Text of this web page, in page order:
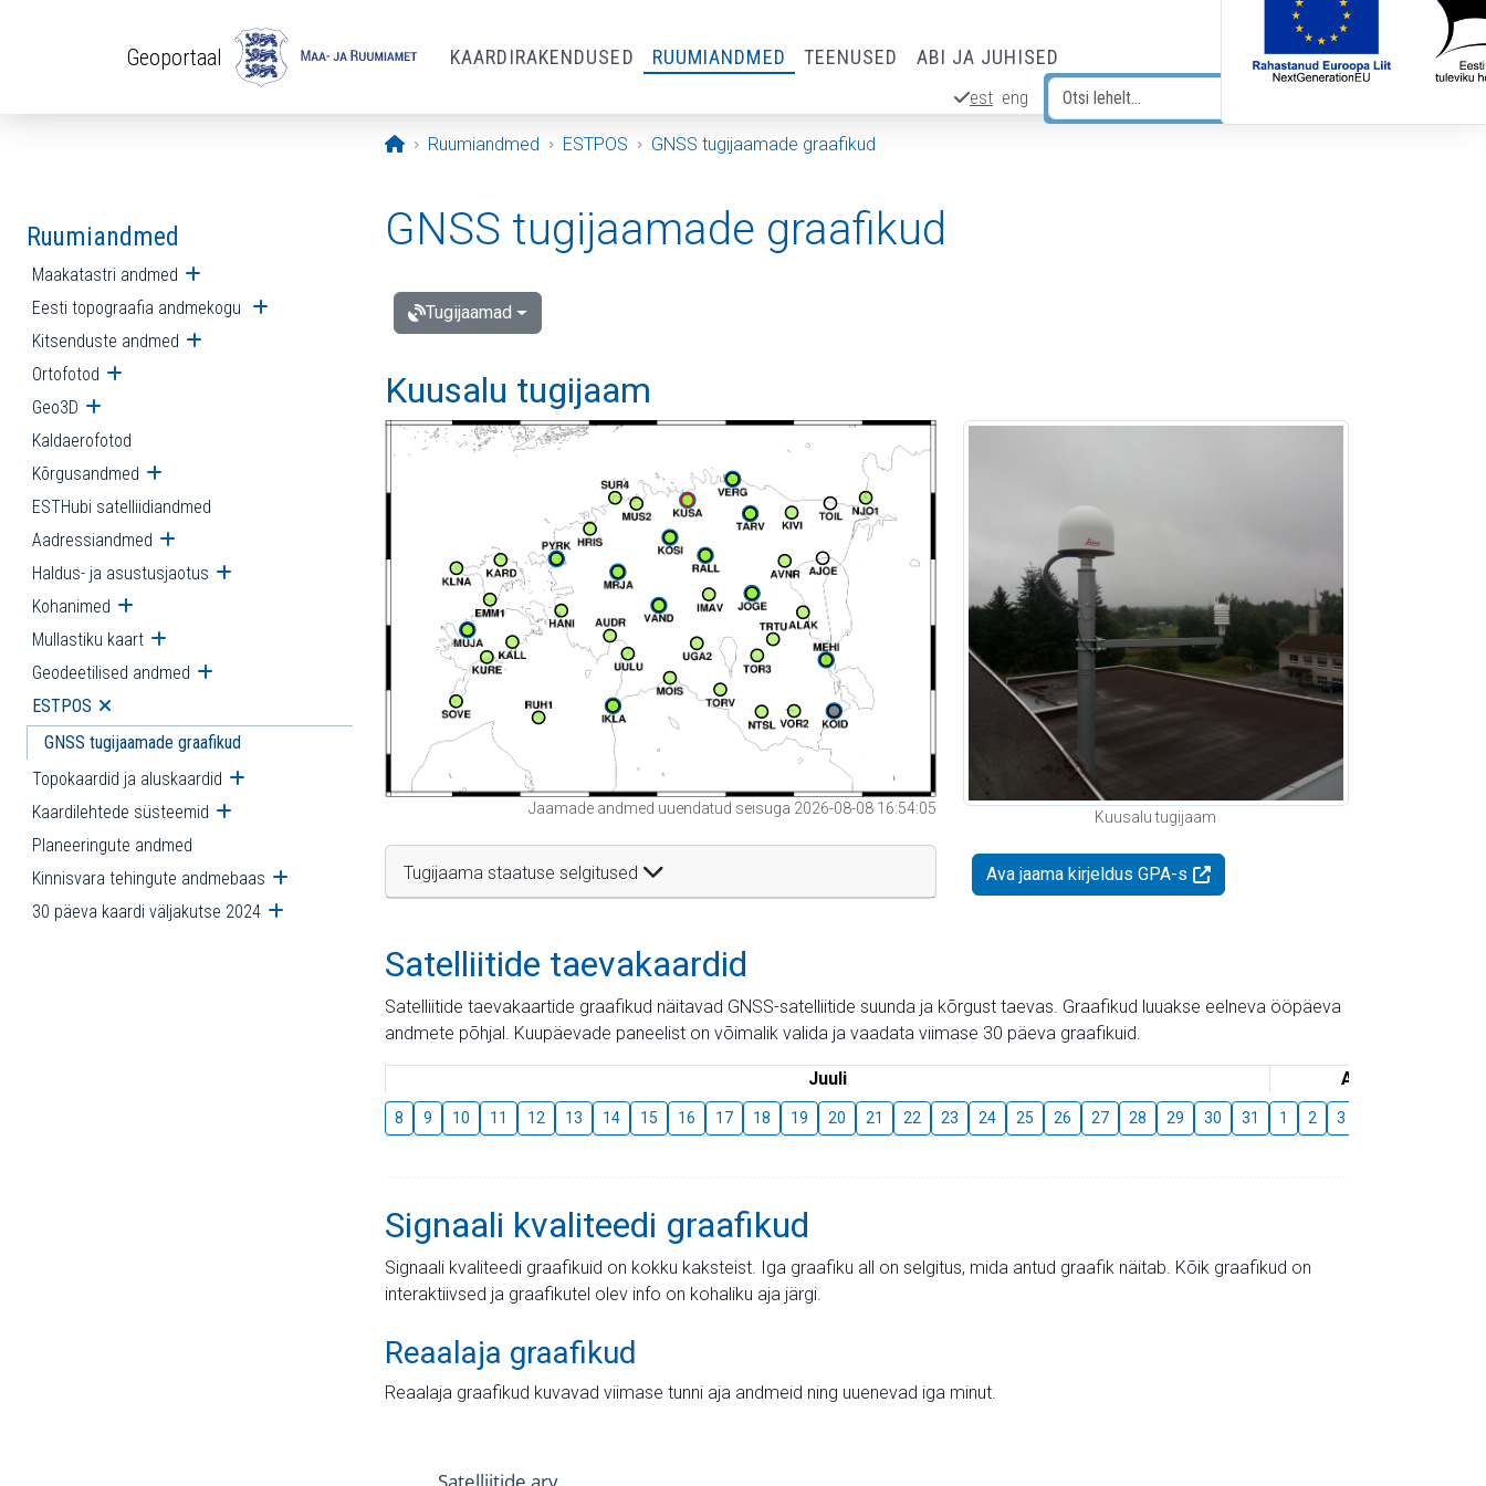
Geoportaal KAARDIRAKENDUSED RUUMIANDMED TEENUSED ABI JA JUHISED
est eng
Avaleht
Ruumiandmed ESTPOS GNSS tugijaamade graafikud
Ruumiandmed
Maakatastri andmed Ava alammenüü
Eesti topograafia andmekogu Ava alammenüü
Kitsenduste andmed Ava alammenüü
Ortofotod Ava alammenüü
Geo3D Ava alammenüü
Kaldaerofotod
Kõrgusandmed Ava alammenüü
ESTHubi satelliidiandmed
Aadressiandmed Ava alammenüü
Haldus- ja asustusjaotus Ava alammenüü
Kohanimed Ava alammenüü
Mullastiku kaart Ava alammenüü
Geodeetilised andmed Ava alammenüü
ESTPOS Ava alammenüü
GNSS tugijaamade graafikud
Topokaardid ja aluskaardid Ava alammenüü
Kaardilehtede süsteemid Ava alammenüü
Planeeringute andmed
Kinnisvara tehingute andmebaas Ava alammenüü
30 päeva kaardi väljakutse 2024 Ava alammenüü
GNSS tugijaamade graafikud
Tugijaamad
Kuusalu tugijaam
Jaamade andmed uuendatud seisuga 2026-08-08 16:54:05
Tugijaama staatuse selgitused
Kuusalu tugijaam
Ava jaama kirjeldus GPA-s
Satelliitide taevakaardid
Satelliitide taevakaartide graafikud näitavad GNSS-satelliitide suunda ja kõrgust taevas. Graafikud luuakse eelneva ööpäeva
andmete põhjal. Kuupäevade paneelist on võimalik valida ja vaadata viimase 30 päeva graafikuid.
Juuli August
8 9 10 11 12 13 14 15 16 17 18 19 20 21 22 23 24 25 26 27 28 29 30 31 1 2 3
Signaali kvaliteedi graafikud
Signaali kvaliteedi graafikuid on kokku kaksteist. Iga graafiku all on selgitus, mida antud graafik näitab. Kõik graafikud on
interaktiivsed ja graafikutel olev info on kohaliku aja järgi.
Reaalaja graafikud
Reaalaja graafikud kuvavad viimase tunni aja andmeid ning uuenevad iga minut.